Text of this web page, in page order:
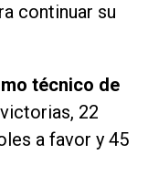
continuar su
técnico de
22
a favor y 45